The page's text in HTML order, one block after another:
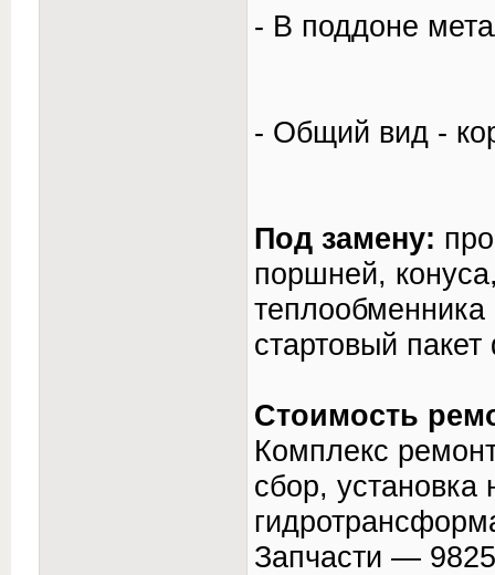
- В поддоне
- Общий вид -
Под замену:
поршней,
стартовый
Стоимость
Комплекс
сбор,
Запчасти —